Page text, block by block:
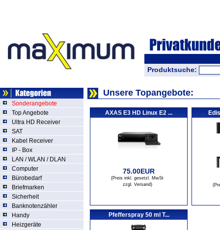
Produktsuche:
Sonderangebote
Top Angebote
Ultra HD Receiver
SAT
Kabel Receiver
IP - Box
LAN / WLAN / DLAN
Computer
Bürobedarf
Briefmarken
Sicherheit
Banknotenzähler
Handy
Heizgeräte
Unsere Topangebote:
AXAS E3 HD Linux E2 ...
75.00EUR
(Preis inkl. gesetzl. MwSt
zzgl. Versand)
Pfefferspray 50 ml T...